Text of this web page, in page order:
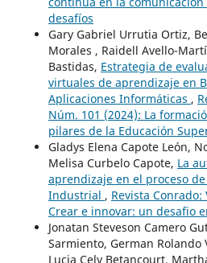
desafíos
Gary Gabriel Urrutia Ortiz,
Morales , Raidell Avello-
Bastidas, Estrategia de
virtuales de aprendizaje en
Aplicaciones Informáticas ,
Núm. 101 (2024): La
pilares de la Educación
Gladys Elena Capote León,
Melisa Curbelo Capote, La
aprendizaje en el proceso
Industrial , Revista Conrado:
Crear e innovar: un desafio
Jonatan Steveson Camero
Sarmiento, German Rolando
Lucia Cely Betancourt,